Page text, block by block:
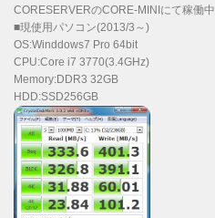
CORESERVERのCORE-MINIにて稼働中
■現使用パソコン(2013/3～)
OS:Winddows7 Pro 64bit
CPU:Core i7 3770(3.4GHz)
Memory:DDR3 32GB
HDD:SSD256GB